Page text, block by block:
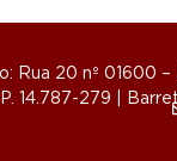
Rua 20 nº 01600
14.787-279 |